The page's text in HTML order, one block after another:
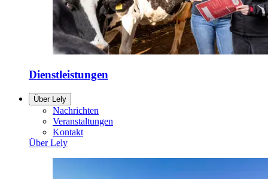
Dienstleistungen
Über Lely
Nachrichten
Veranstaltungen
Kontakt
Über Lely